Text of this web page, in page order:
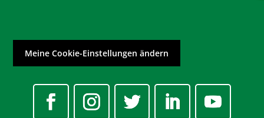
Meine Cookie-Einstellungen ändern